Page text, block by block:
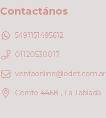
Contactános
5491151495612
01120530017
ventaonline@odet.com.ar
Cerrito 4468 , La Tablada